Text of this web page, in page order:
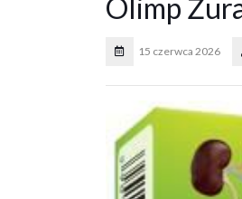
Olimp
15 czerwca 2026